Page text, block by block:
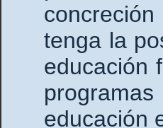
tenga la
educación
educación